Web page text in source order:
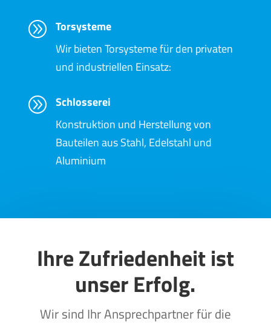
A Torsysteme
Wir bieten Torsysteme für den privaten
und industriellen Einsatz:
A Schlosserei
Konstruktion und Herstellung von
Bauteilen aus Stahl, Edelstahl und
Aluminium
Ihre Zufriedenheit ist
unser Erfolg.
Wir sind Ihr Ansprechpartner für die